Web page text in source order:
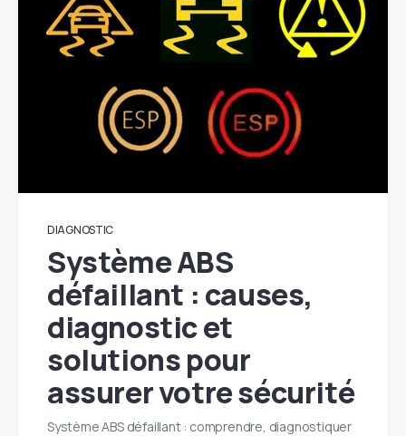
DIAGNOSTIC
Système ABS
défaillant : causes,
diagnostic et
solutions pour
assurer votre sécurité
Système ABS défaillant : comprendre, diagnostiquer